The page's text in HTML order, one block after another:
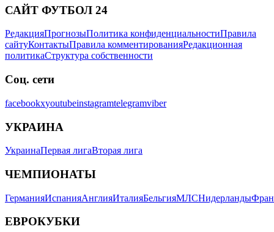
САЙТ ФУТБОЛ 24
РедакцияПрогнозыПолитика конфиденциальностиПравила
сайтуКонтактыПравила комментированияРедакционная
политикаСтруктура собственности
Соц. сети
facebookxyoutubeinstagramtelegramviber
УКРАИНА
УкраинаПервая лигаВторая лига
ЧЕМПИОНАТЫ
ГерманияИспанияАнглияИталияБельгияМЛСНидерланды
ЕВРОКУБКИ